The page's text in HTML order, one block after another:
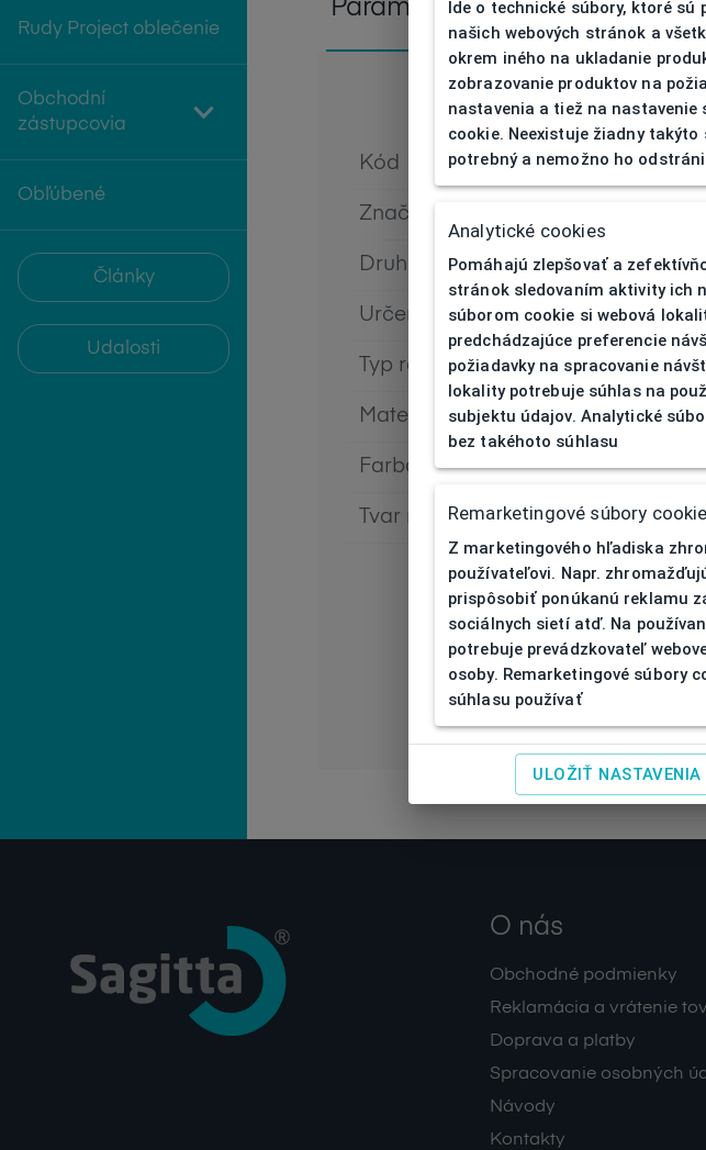
Rudy Project oblečenie
Obchodní
zástupcovia
Obľúbené
Články
Udalosti
Parametre
Kód ET33525 515
Značka
Druh rámu Dioptrické
Určenie Detská
Typ rámu Celoobruba
Materiál rámu Acetát
Farba rámu Ružová
Tvar rámu Obdĺžnikový
O nás
Obchodné podmienky
Reklamácia a vrátenie
Doprava a platby
Spracovanie osobných
Návody
Kontakty
Ide o technické súbory, ktoré
našich webových stránok a
okrem iného na ukladanie
zobrazovanie produktov na
nastavenia a tiež na
cookie. Neexistuje žiadny
potrebný a nemožno ho
Analytické cookies
Pomáhajú zlepšovať a
stránok sledovaním aktivity ich
súborom cookie si webová
predchádzajúce preferencie
požiadavky na spracovanie
lokality potrebuje súhlas na
subjektu údajov. Analytické
bez takéhoto súhlasu
Remarketingové súbory
Z marketingového hľadiska
používateľovi. Napr.
prispôsobiť ponúkanú reklamu
sociálnych sietí atď. Na
potrebuje prevádzkovateľ
osoby. Remarketingové súbory
súhlasu používať
ULOŽIŤ NASTAVENIA